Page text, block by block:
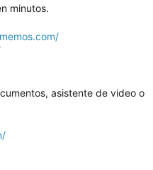
minutos.
asistente de video o